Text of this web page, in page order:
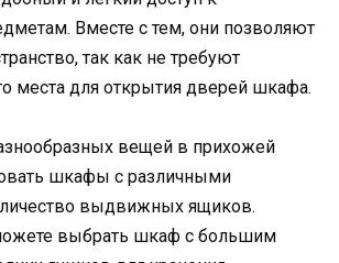
Вместе с тем, они позволяют
так как не требуют
места для открытия дверей шкафа.
вещей в прихожей
шкафы с различными
выдвижных ящиков.
выбрать шкаф с большим